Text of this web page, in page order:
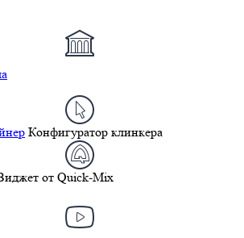
Конфигуратор клинкера
от Quick-Mix